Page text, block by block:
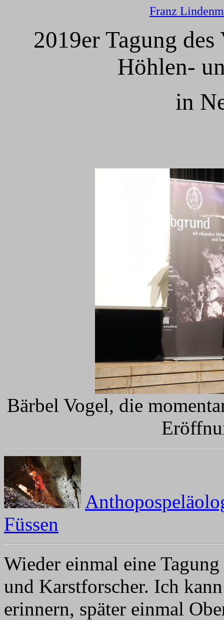
Franz
2019er Tagung des
Höhlen-
in
Bärbel Vogel, die
Füssen
Wieder einmal eine
und Karstforscher. Ich
erinnern, später einmal